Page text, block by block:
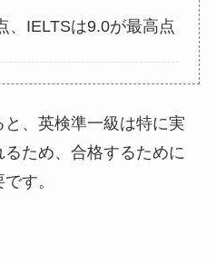
、IELTSは9.0が最高点
、英検準一級は特に実
ため、合格するために
す。